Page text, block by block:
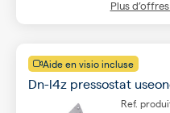
Plus
Aide en visio incluse
Dn-l4z pressostat
Ref.